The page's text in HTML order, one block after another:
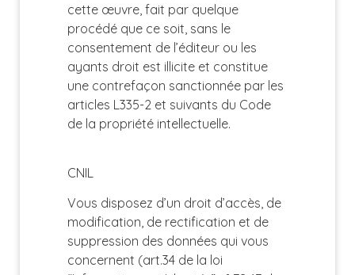
cette œuvre, fait par quelque
procédé que ce soit, sans le
consentement de l’éditeur ou les
ayants droit est illicite et constitue
une contrefaçon sanctionnée par les
articles L335-2 et suivants du Code
de la propriété intellectuelle.
CNIL
Vous disposez d’un droit d’accès, de
modification, de rectification et de
suppression des données qui vous
concernent (art.34 de la loi